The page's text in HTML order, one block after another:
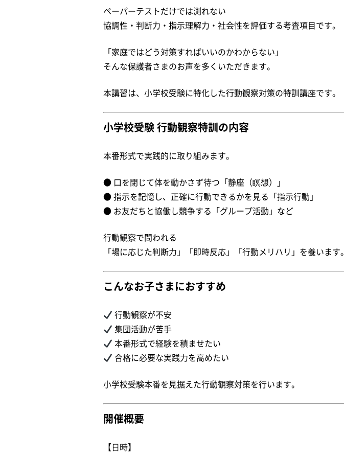
ペーパーテストだけでは測れない
協調性・判断力・指示理解力・社会性を評価する考査項目です。
「家庭ではどう対策すればいいのかわからない」
そんな保護者さまのお声を多くいただきます。
本講習は、小学校受験に特化した行動観察対策の特訓講座です。
小学校受験 行動観察特訓の内容
本番形式で実践的に取り組みます。
● 口を閉じて体を動かさず待つ「静座（瞑想）」
● 指示を記憶し、正確に行動できるかを見る「指示行動」
● お友だちと協働し競争する「グループ活動」など
行動観察で問われる
「場に応じた判断力」「即時反応」「行動メリハリ」を養います。
こんなお子さまにおすすめ
行動観察が不安
集団活動が苦手
本番形式で経験を積ませたい
合格に必要な実践力を高めたい
小学校受験本番を見据えた行動観察対策を行います。
開催概要
【日時】